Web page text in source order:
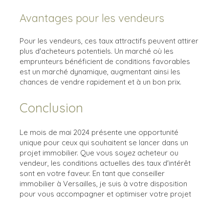
Avantages pour les vendeurs
Pour les vendeurs, ces taux attractifs peuvent attirer
plus d'acheteurs potentiels. Un marché où les
emprunteurs bénéficient de conditions favorables
est un marché dynamique, augmentant ainsi les
chances de vendre rapidement et à un bon prix.
Conclusion
Le mois de mai 2024 présente une opportunité
unique pour ceux qui souhaitent se lancer dans un
projet immobilier. Que vous soyez acheteur ou
vendeur, les conditions actuelles des taux d'intérêt
sont en votre faveur. En tant que conseiller
immobilier à Versailles, je suis à votre disposition
pour vous accompagner et optimiser votre projet